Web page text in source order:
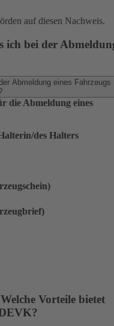
auf diesen Nachweis.
ich bei der
Abmeldung eines Fahrzeugs
die Abmeldung eines
des Halters
Vorteile bietet